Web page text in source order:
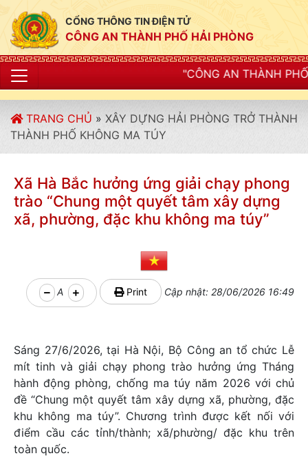
CỔNG THÔNG TIN ĐIỆN TỬ
CÔNG AN THÀNH PHỐ HẢI PHÒNG
"CÔNG AN THÀNH PHỐ HẢI PHÒNG SIẾT
TRANG CHỦ » XÂY DỰNG HẢI PHÒNG TRỞ THÀNH
THÀNH PHỐ KHÔNG MA TÚY
Xã Hà Bắc hưởng ứng giải chạy phong
trào “Chung một quyết tâm xây dựng
xã, phường, đặc khu không ma túy”
A Print Cập nhật: 28/06/2026 16:49
Sáng 27/6/2026, tại Hà Nội, Bộ Công an tổ chức Lễ
mít tinh và giải chạy phong trào hưởng ứng Tháng
hành động phòng, chống ma túy năm 2026 với chủ
đề “Chung một quyết tâm xây dựng xã, phường, đặc
khu không ma túy”. Chương trình được kết nối với
điểm cầu các tỉnh/thành; xã/phường/ đặc khu trên
toàn quốc.